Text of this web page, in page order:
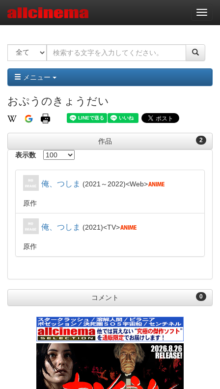
ナ
ビ
ー
ョ
ン
メニュー
おぷうのきょうだい
2
作品
表示数
俺、つしま 2021～2022 Web
原作
俺、つしま 2021 TV
原作
0
コメント